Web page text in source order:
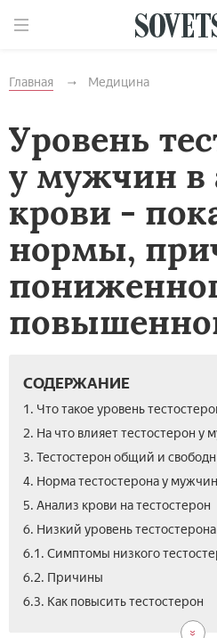
Главная Медицина
Уровень
у мужчин в
крови -
нормы,
СОДЕРЖАНИЕ
1. Что такое уровень
2. На что влияет тестостерон у
3. Тестостерон общий и
4. Норма тестостерона у мужчин
5. Анализ крови на тестостерон
6. Низкий уровень
6.1. Симптомы низкого
6.2. Причины
6.3. Как повысить тестостерон